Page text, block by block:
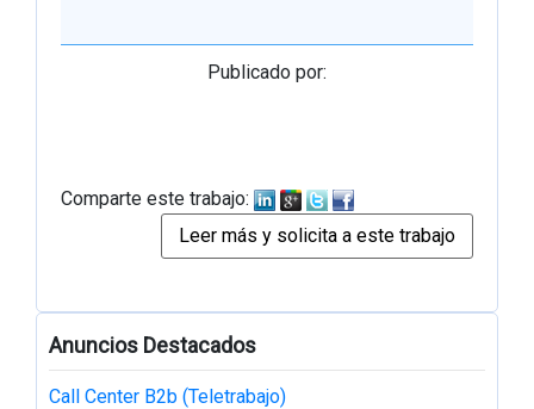
Publicado por:
Comparte este trabajo:
Anuncios Destacados
Call Center B2b (Teletrabajo)